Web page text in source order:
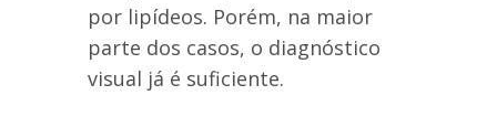
por lipídeos. Porém, na maior
parte dos casos, o diagnóstico
visual já é suficiente.